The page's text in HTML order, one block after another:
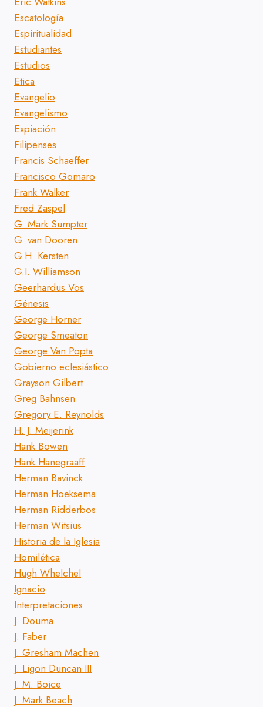
Escatología
Espiritualidad
Estudiantes
Estudios
Etica
Evangelio
Evangelismo
Expiación
Filipenses
Francis Schaeffer
Francisco Gomaro
Frank Walker
Fred Zaspel
G. Mark Sumpter
G. van Dooren
G.H. Kersten
G.I. Williamson
Geerhardus Vos
Génesis
George Horner
George Smeaton
George Van Popta
Gobierno eclesiástico
Grayson Gilbert
Greg Bahnsen
Gregory E. Reynolds
H. J. Meijerink
Hank Bowen
Hank Hanegraaff
Herman Bavinck
Herman Hoeksema
Herman Ridderbos
Herman Witsius
Historia de la Iglesia
Homilética
Hugh Whelchel
Ignacio
Interpretaciones
J. Douma
J. Faber
J. Gresham Machen
J. Ligon Duncan III
J. M. Boice
J. Mark Beach